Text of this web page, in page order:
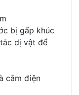
bị gấp khúc
dị vật để
cắm điện